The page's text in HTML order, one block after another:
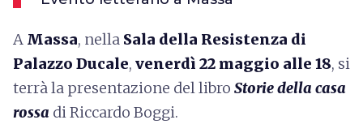
A Massa, nella Sala della Resistenza di
Palazzo Ducale, venerdì 22 maggio alle 18, si
terrà la presentazione del libro Storie della casa
rossa di Riccardo Boggi.